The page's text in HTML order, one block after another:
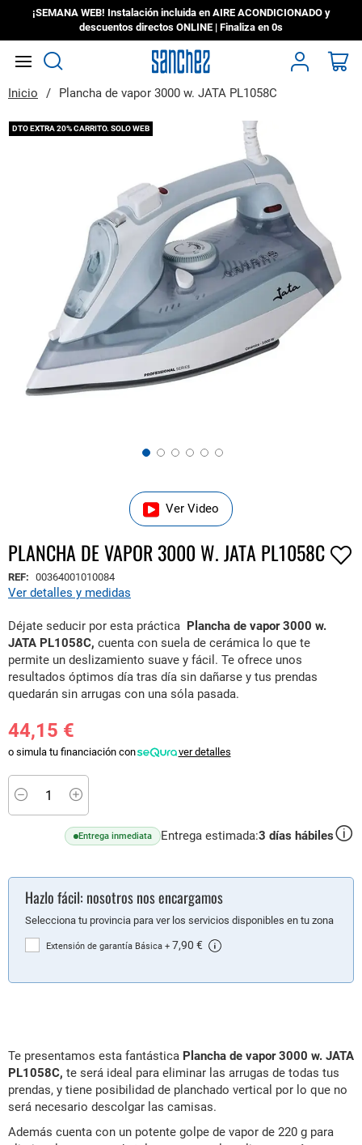
¡SEMANA WEB! Instalación incluida en AIRE ACONDICIONADO y
descuentos directos ONLINE | Finaliza en 0s
Inicio Plancha de vapor 3000 w. JATA PL1058C
DTO EXTRA 20% CARRITO. SOLO WEB
Saltar
de
galería
de
imágenes
Ver Video
PLANCHA DE VAPOR 3000 W. JATA PL1058C
Ver detalles y medidas
REF: 00364001010084
Déjate seducir por esta práctica Plancha de vapor 3000 w.
JATA PL1058C, cuenta con suela de cerámica lo que te
permite un deslizamiento suave y fácil. Te ofrece unos
resultados óptimos día tras día sin dañarse y tus prendas
quedarán sin arrugas con una sóla pasada.
44,15 €
o simula tu financiación con ver detalles
Entrega inmediata Entrega estimada:3 días hábiles
Minus
Hazlo fácil: nosotros nos encargamos
Selecciona tu provincia para ver los servicios disponibles en tu zona
Extensión de garantía Básica + 7,90 €
Te presentamos esta fantástica Plancha de vapor 3000 w. JATA
PL1058C, te será ideal para eliminar las arrugas de todas tus
prendas, y tiene posibilidad de planchado vertical por lo que no
será necesario descolgar las camisas.
Además cuenta con un potente golpe de vapor de 220 g para